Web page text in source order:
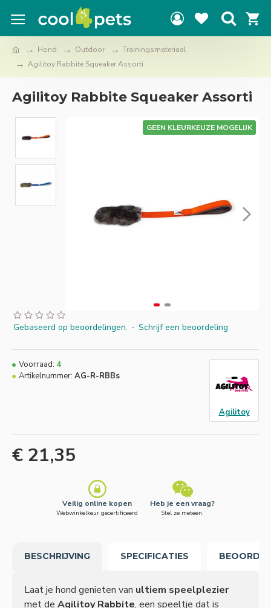
Hond Outdoor
Trainingsmateriaal
Agilitoy Rabbite Squeaker Assorti
Agilitoy Rabbite Squeaker Assorti
GEEN KLEURKEUZE MOGELIJK
Gebaseerd op beoordelingen. - Schrijf een beoordeling
€ 21,35
Voorraad: 4
Artikelnummer: AG-R-RBBs
Agilitoy
Veilig online kopen
Webwinkelkeur gecertificeerd
Heb je een vraag?
Stel ze meteen.
BESCHRIJVING SPECIFICATIES
Laat je hond genieten van ultiem speelplezier
met de Agilitoy Rabbite, een speeltje dat is